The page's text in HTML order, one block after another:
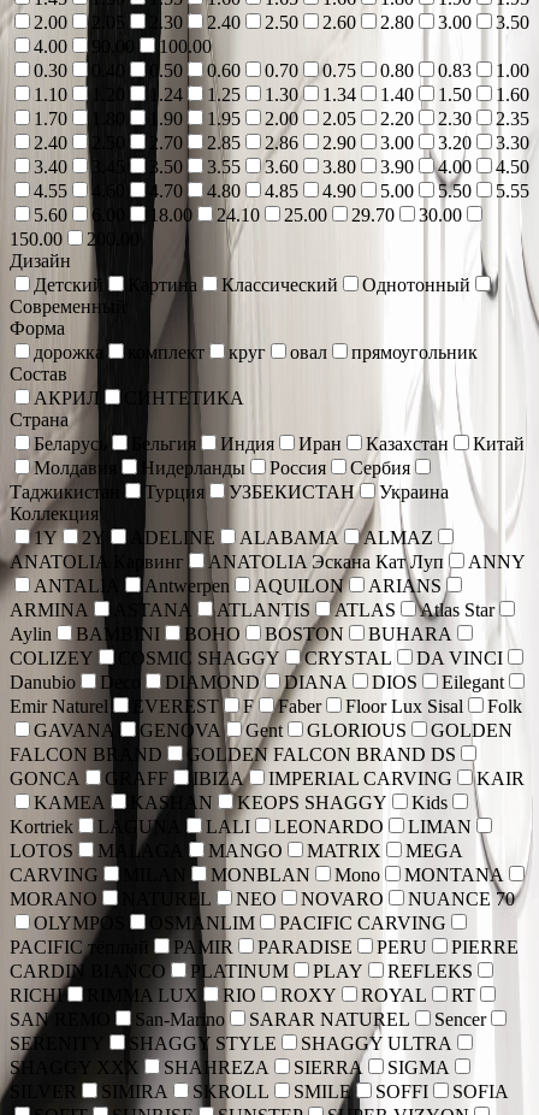
2.00
2.05 2.30 2.40 2.50 2.60 2.80 3.00
3.50
4.00
90.00
100.00
0.30
0.50 0.60 0.70 0.75 0.80 0.83
1.00
1.10
1.24 1.25 1.30 1.34 1.40 1.50
1.60
1.70
1.90 1.95 2.00 2.05 2.20 2.30
2.35
2.40
2.50 2.70 2.85 2.86 2.90 3.00 3.20
3.30
3.40
3.50 3.55 3.60 3.80 3.90 4.00
4.50
4.55
4.60 4.70 4.80 4.85 4.90 5.00 5.50
5.55
5.60
6.00 18.00 24.10 25.00 29.70
30.00
150.00
200.00
Дизайн
Детский
Картина Классический
Однотонный
Современный
Форма
дорожка
комплект круг овал
прямоугольник
Состав
АКРИЛ
СИНТЕТИКА
Страна
Беларусь
Бельгия Индия Иран Казахстан
Китай
Молдавия
Нидерланды Россия
Сербия
Таджикистан
Турция УЗБЕКИСТАН
Украина
Коллекция
1Y
2Y ADELINE ALABAMA
ALMAZ
ANATOLIA Карвинг
ANATOLIA Эскана Кат Луп
ANNY
ANTALIA
Antwerpen AQUILON
ARIANS
ARMINA
ASTANA ATLANTIS ATLAS
Atlas Star
Aylin
BAMBINI BOHO BOSTON
BUHARA
COLIZEY
COSMIC SHAGGY CRYSTAL
DA VINCI
Danubio
Deco DIAMOND DIANA DIOS
Eilegant
Emir Naturel
EVEREST F Faber Floor Lux Sisal
Folk
GAVANA
GENOVA Gent GLORIOUS
GOLDEN
FALCON BRAND
GOLDEN FALCON BRAND DS
GONCA
GRAFF IBIZA IMPERIAL CARVING
KAIR
KAMEA
KASHAN KEOPS SHAGGY
Kids
Kortriek
LAGUNA LALI LEONARDO
LIMAN
LOTOS
MALAGA MANGO MATRIX
MEGA
CARVING
MONBLAN Mono
MONTANA
MORANO
NATUREL NEO NOVARO
NUANCE 70
OLYMPOS
OSMANLIM
PACIFIC CARVING
PACIFIC тёплый
PAMIR PARADISE PERU
PIERRE
CARDIN BIANCO
PLATINUM PLAY
REFLEKS
RICHI
RIMMA LUX RIO ROXY ROYAL
RT
SAN REMO
San-Marino SARAR NATUREL
Sencer
SERENITY
SHAGGY STYLE
SHAGGY ULTRA
SHAGGY XXX
SHAHREZA SIERRA
SIGMA
SILVER
SIMIRA SKROLL SMILE SOFFI
SOFIA